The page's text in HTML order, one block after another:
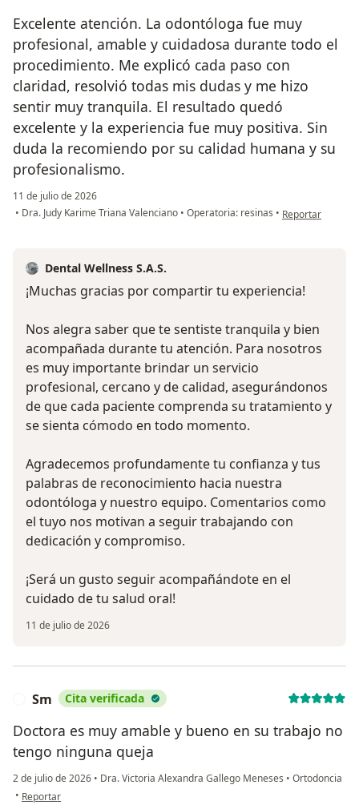
Excelente atención. La odontóloga fue muy
profesional, amable y cuidadosa durante todo el
procedimiento. Me explicó cada paso con
claridad, resolvió todas mis dudas y me hizo
sentir muy tranquila. El resultado quedó
excelente y la experiencia fue muy positiva. Sin
duda la recomiendo por su calidad humana y su
profesionalismo.
11 de julio de 2026
• Dra. Judy Karime Triana Valenciano • Operatoria: resinas • en opinión del
Reportar
Dental Wellness S.A.S.
¡Muchas gracias por compartir tu experiencia!
Nos alegra saber que te sentiste tranquila y bien
acompañada durante tu atención. Para nosotros
es muy importante brindar un servicio
profesional, cercano y de calidad, asegurándonos
de que cada paciente comprenda su tratamiento y
se sienta cómodo en todo momento.
Agradecemos profundamente tu confianza y tus
palabras de reconocimiento hacia nuestra
odontóloga y nuestro equipo. Comentarios como
el tuyo nos motivan a seguir trabajando con
dedicación y compromiso.
¡Será un gusto seguir acompañándote en el
cuidado de tu salud oral!
11 de julio de 2026
Sm Cita verificada
Doctora es muy amable y bueno en su trabajo no
tengo ninguna queja
2 de julio de 2026 • Dra. Victoria Alexandra Gallego Meneses • Ortodoncia
• en opinión del usuario Sm
Reportar